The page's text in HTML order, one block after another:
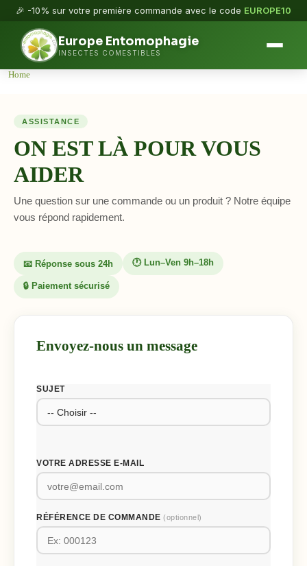
🎉 -10% sur votre première commande avec le code EUROPE10
Europe Entomophagie
INSECTES COMESTIBLES
Home
ASSISTANCE
ON EST LÀ POUR VOUS
AIDER
Une question sur une commande ou un produit ? Notre équipe
vous répond rapidement.
📧 Réponse sous 24h 🕐 Lun–Ven 9h–18h
🔒 Paiement sécurisé
Envoyez-nous un message
SUJET
VOTRE ADRESSE E-MAIL
RÉFÉRENCE DE COMMANDE (optionnel)